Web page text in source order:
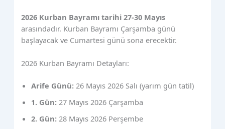
2026 Kurban Bayramı tarihi 27-30 Mayıs
arasındadır. Kurban Bayramı Çarşamba günü
başlayacak ve Cumartesi günü sona erecektir.
2026 Kurban Bayramı Detayları:
Arife Günü: 26 Mayıs 2026 Salı (yarım gün tatil)
1. Gün: 27 Mayıs 2026 Çarşamba
2. Gün: 28 Mayıs 2026 Perşembe